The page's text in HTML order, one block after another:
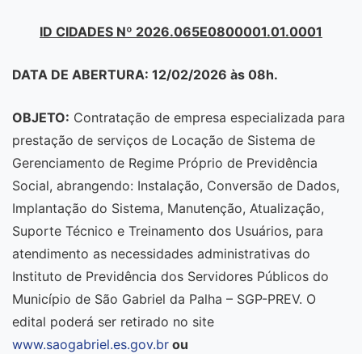
ID CIDADES Nº 2026.065E0800001.01.0001
DATA DE ABERTURA: 12/02/2026 às 08h.
OBJETO: Contratação de empresa especializada para
prestação de serviços de Locação de Sistema de
Gerenciamento de Regime Próprio de Previdência
Social, abrangendo: Instalação, Conversão de Dados,
Implantação do Sistema, Manutenção, Atualização,
Suporte Técnico e Treinamento dos Usuários, para
atendimento as necessidades administrativas do
Instituto de Previdência dos Servidores Públicos do
Município de São Gabriel da Palha – SGP-PREV. O
edital poderá ser retirado no site
www.saogabriel.es.gov.br ou